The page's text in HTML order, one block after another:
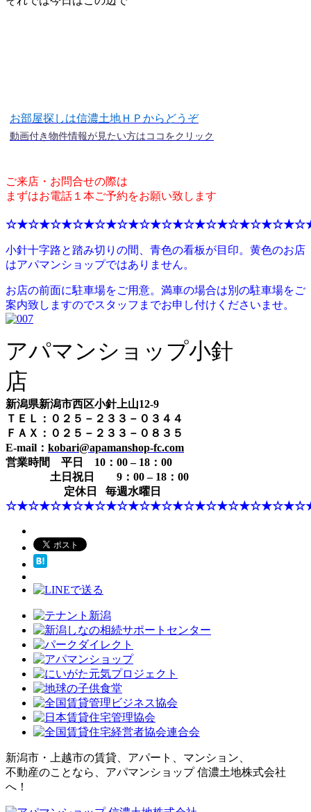
お部屋探しは信濃土地ＨＰからどうぞ
動画付き物件情報が見たい方はココをクリック
ご来店・お問合せの際は
まずはお電話１本ご予約をお願い致します
小針十字路と踏み切りの間、青色の看板が目印。黄色のお店
はアパマンショップではありません。
お店の前面に駐車場をご用意。満車の場合は別の駐車場をご
案内致しますのでスタッフまでお申し付けくださいませ。
アパマンショップ小針
店
新潟県新潟市西区小針上山12-9
ＴＥＬ：０２５－２３３－０３４４
ＦＡＸ：０２５－２３３－０８３５
E-mail： kobari@apamanshop-fc.com
営業時間 平日 10：00 – 18：00
土日祝日 9：00 – 18：00
定休日 毎週水曜日
新潟市・上越市の賃貸、アパート、マンション、
不動産のことなら、アパマンショップ 信濃土地株式会社
へ！